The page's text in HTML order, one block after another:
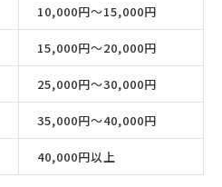
10,000円〜15,000円
15,000円〜20,000円
25,000円〜30,000円
35,000円〜40,000円
40,000円以上